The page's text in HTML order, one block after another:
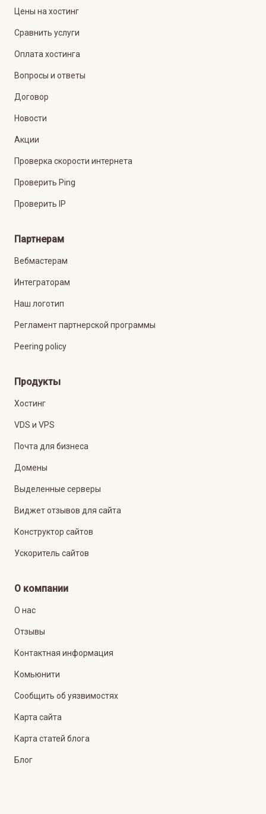
Цены на хостинг
Сравнить услуги
Оплата хостинга
Вопросы и ответы
Договор
Новости
Акции
Проверка скорости интернета
Проверить Ping
Проверить IP
Партнерам
Вебмастерам
Интеграторам
Наш логотип
Регламент партнерской программы
Peering policy
Продукты
Хостинг
VDS и VPS
Почта для бизнеса
Домены
Выделенные серверы
Виджет отзывов для сайта
Конструктор сайтов
Ускоритель сайтов
О компании
О нас
Отзывы
Контактная информация
Комьюнити
Сообщить об уязвимостях
Карта сайта
Карта статей блога
Блог